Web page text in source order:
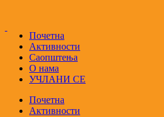
Почетна
Активности
Саопштења
О нама
УЧЛАНИ СЕ
Почетна
Активности